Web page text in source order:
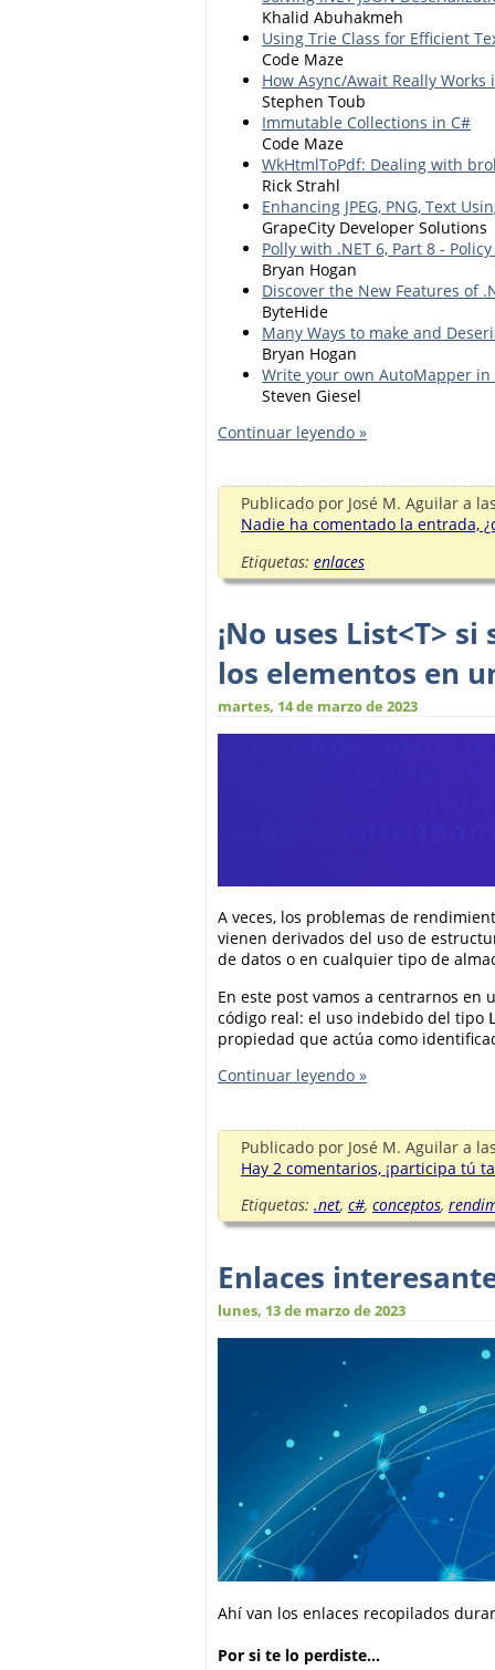
Khalid Abuhakmeh
Using Trie Class for Efficient
Code Maze
How Async/Await Really Works
Stephen Toub
Immutable Collections in C#
Code Maze
WkHtmlToPdf: Dealing with
Rick Strahl
Enhancing JPEG, PNG, Text
GrapeCity Developer Solutions
Polly with .NET 6, Part 8 -
Bryan Hogan
Discover the New Features of
ByteHide
Many Ways to make and
Bryan Hogan
Write your own AutoMapper in
Steven Giesel
Continuar leyendo »
Publicado por José M. Aguilar a
Nadie ha comentado la entrada,
Etiquetas: enlaces
¡No uses List<T>
los elementos en
martes, 14 de marzo de 2023
A veces, los problemas de
vienen derivados del uso de
de datos o en cualquier tipo de
En este post vamos a centrarnos en
código real: el uso indebido del tipo
propiedad que actúa como
Continuar leyendo »
Publicado por José M. Aguilar a
Hay 2 comentarios, ¡participa tú
Etiquetas: .net, c#, conceptos,
Enlaces
lunes, 13 de marzo de 2023
Ahí van los enlaces recopilados
Por si te lo perdiste...